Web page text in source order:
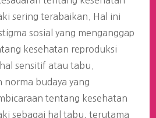
sering terabaikan. Hal ini
sosial yang menganggap
kesehatan reproduksi
sensitif atau tabu.
norma budaya yang
tentang kesehatan
sebagai hal tabu, terutama